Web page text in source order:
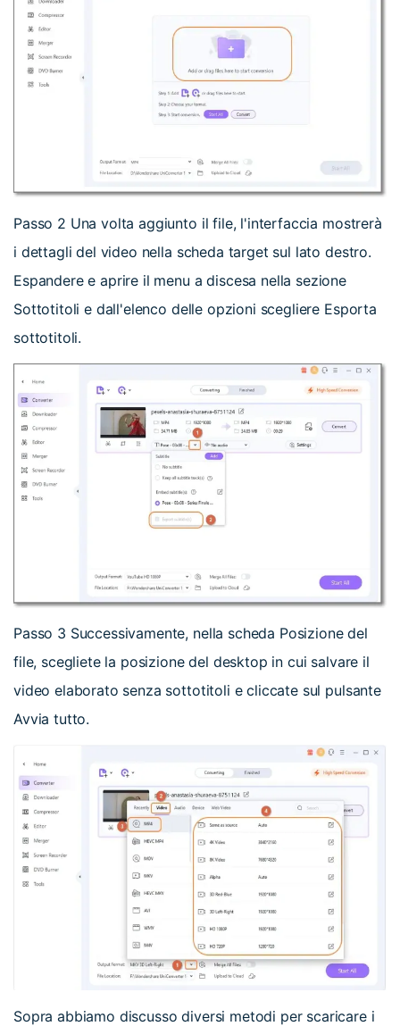
Passo 2 Una volta aggiunto il file, l'interfaccia mostrerà
i dettagli del video nella scheda target sul lato destro.
Espandere e aprire il menu a discesa nella sezione
Sottotitoli e dall'elenco delle opzioni scegliere Esporta
sottotitoli.
Passo 3 Successivamente, nella scheda Posizione del
file, scegliete la posizione del desktop in cui salvare il
video elaborato senza sottotitoli e cliccate sul pulsante
Avvia tutto.
Sopra abbiamo discusso diversi metodi per scaricare i